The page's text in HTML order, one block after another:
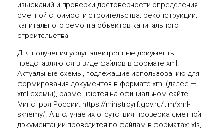
изысканий и проверки достоверности определения
сметной стоимости строительства, реконструкции,
капитального ремонта объектов капитального
строительства
Для получения услуг электронные документы
представляются в виде файлов в формате xml.
Актуальные схемы, подлежащие использованию для
формирования документов в формате xml (далее —
xml-схемы), размещаются на официальном сайте
Минстроя России: https://minstroyrf.gov.ru/tim/xml-
skhemy/. А в случае их отсутствия проверка сметной
документации проводится по файлам в форматах: xls,